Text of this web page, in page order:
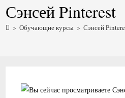
Сэнсей Pinterest
> Обучающие курсы > Сэнсей